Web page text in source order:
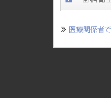
≫ 医療関係者